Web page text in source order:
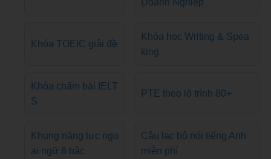
Doanh Nghiệp
Khóa TOEIC giải đề
Khóa học Writing & Spea
king
Khóa chấm bài IELT
S
PTE theo lộ trình 80+
Khung năng lực ngo
ại ngữ 6 bậc
Câu lạc bộ nói tiếng Anh
miễn phí